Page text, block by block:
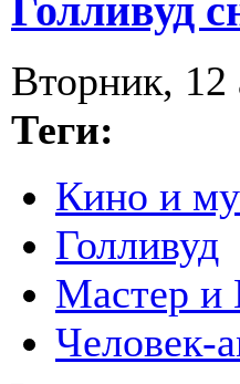
Голливуд
Вторник, 12
Теги:
Кино и
Голливуд
Мастер и
Человек-